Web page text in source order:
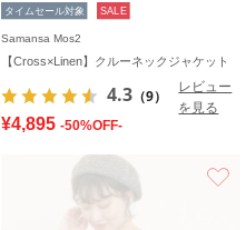
タイムセール対象 SALE
Samansa Mos2
【Cross×Linen】クルーネックジャケット
4.3 （9）
レビュー
を見る
¥4,895 -50%OFF-